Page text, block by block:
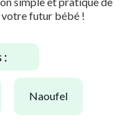
futur bébé !
:
naoufel